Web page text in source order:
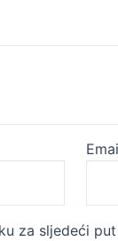
za sljedeći